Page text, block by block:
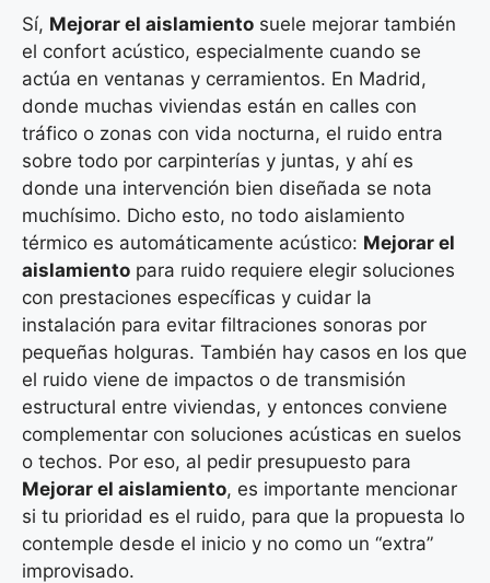
Sí, Mejorar el aislamiento suele mejorar también
el confort acústico, especialmente cuando se
actúa en ventanas y cerramientos. En Madrid,
donde muchas viviendas están en calles con
tráfico o zonas con vida nocturna, el ruido entra
sobre todo por carpinterías y juntas, y ahí es
donde una intervención bien diseñada se nota
muchísimo. Dicho esto, no todo aislamiento
térmico es automáticamente acústico: Mejorar el
aislamiento para ruido requiere elegir soluciones
con prestaciones específicas y cuidar la
instalación para evitar filtraciones sonoras por
pequeñas holguras. También hay casos en los que
el ruido viene de impactos o de transmisión
estructural entre viviendas, y entonces conviene
complementar con soluciones acústicas en suelos
o techos. Por eso, al pedir presupuesto para
Mejorar el aislamiento, es importante mencionar
si tu prioridad es el ruido, para que la propuesta lo
contemple desde el inicio y no como un “extra”
improvisado.